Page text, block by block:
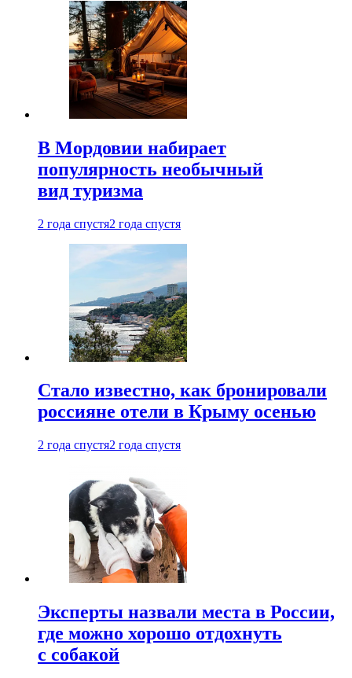
В Мордовии набирает
популярность необычный
вид туризма
2 года спустя2 года спустя
Стало известно, как бронировали
россияне отели в Крыму осенью
2 года спустя2 года спустя
Эксперты назвали места в России,
где можно хорошо отдохнуть
с собакой